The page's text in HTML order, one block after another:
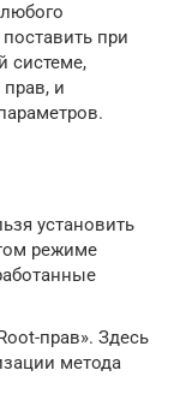
при
системе,
и
установить
режиме
прав». Здесь
метода